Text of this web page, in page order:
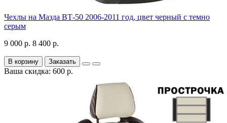
Чехлы на Мазда ВТ-50 2006-2011 год, цвет черный с темно
серым
9 000 р. 8 400 р.
В корзину Заказать
Ваша скидка: 600 р.